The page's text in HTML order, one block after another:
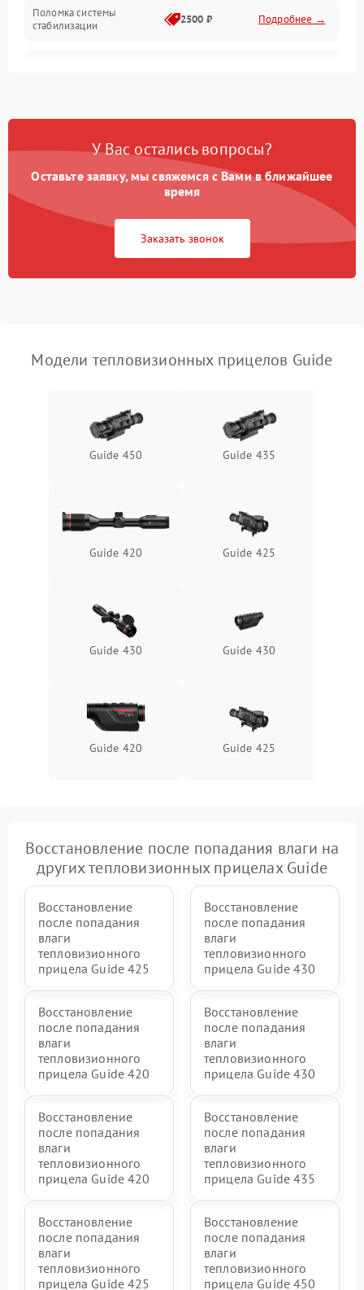
Поломка системы
стабилизации
2500 ₽ Подробнее →
Неисправность системы
Поломка системы GPS 2000 ₽ Подробнее →
Повреждение системы
защиты от перегрузок
1500 ₽
автоматического
1500 ₽ Подробнее →
Неисправность системы
Подробнее →
Неисправность системы
защиты от замыкания
Подробнее →
Поломка системы защиты
от перенапряжения
Подробнее →
У Вас остались вопросы?
Оставьте заявку, мы свяжемся с Вами в ближайшее
время
Заказать звонок
Модели тепловизионных прицелов Guide
Guide 450 Guide 435
Guide 420 Guide 425
Guide 430 Guide 430
Guide 420 Guide 425
Восстановление после попадания влаги на
других тепловизионных прицелах Guide
Восстановление
после попадания
влаги
тепловизионного
прицела Guide 425
Восстановление
после попадания
влаги
тепловизионного
прицела Guide 430
Восстановление
после попадания
влаги
тепловизионного
прицела Guide 420
Восстановление
после попадания
влаги
тепловизионного
прицела Guide 430
Восстановление
после попадания
влаги
тепловизионного
прицела Guide 420
Восстановление
после попадания
влаги
тепловизионного
прицела Guide 435
Восстановление
после попадания
влаги
тепловизионного
прицела Guide 425
Восстановление
после попадания
влаги
тепловизионного
прицела Guide 450